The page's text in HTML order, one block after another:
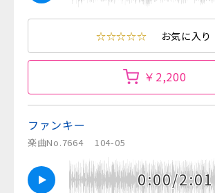
☆☆☆☆☆ お気に入り
￥2,200
ファンキー
楽曲No.7664 104-05
0:00/2:01